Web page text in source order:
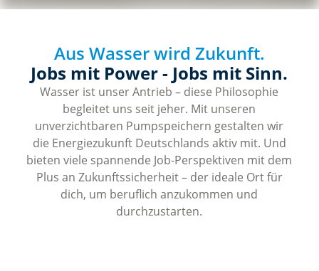
Aus Wasser wird Zukunft.
Jobs mit Power - Jobs mit Sinn.
Wasser ist unser Antrieb – diese Philosophie
begleitet uns seit jeher. Mit unseren
unverzichtbaren Pumpspeichern gestalten wir
die Energiezukunft Deutschlands aktiv mit. Und
bieten viele spannende Job-Perspektiven mit dem
Plus an Zukunftssicherheit – der ideale Ort für
dich, um beruflich anzukommen und
durchzustarten.